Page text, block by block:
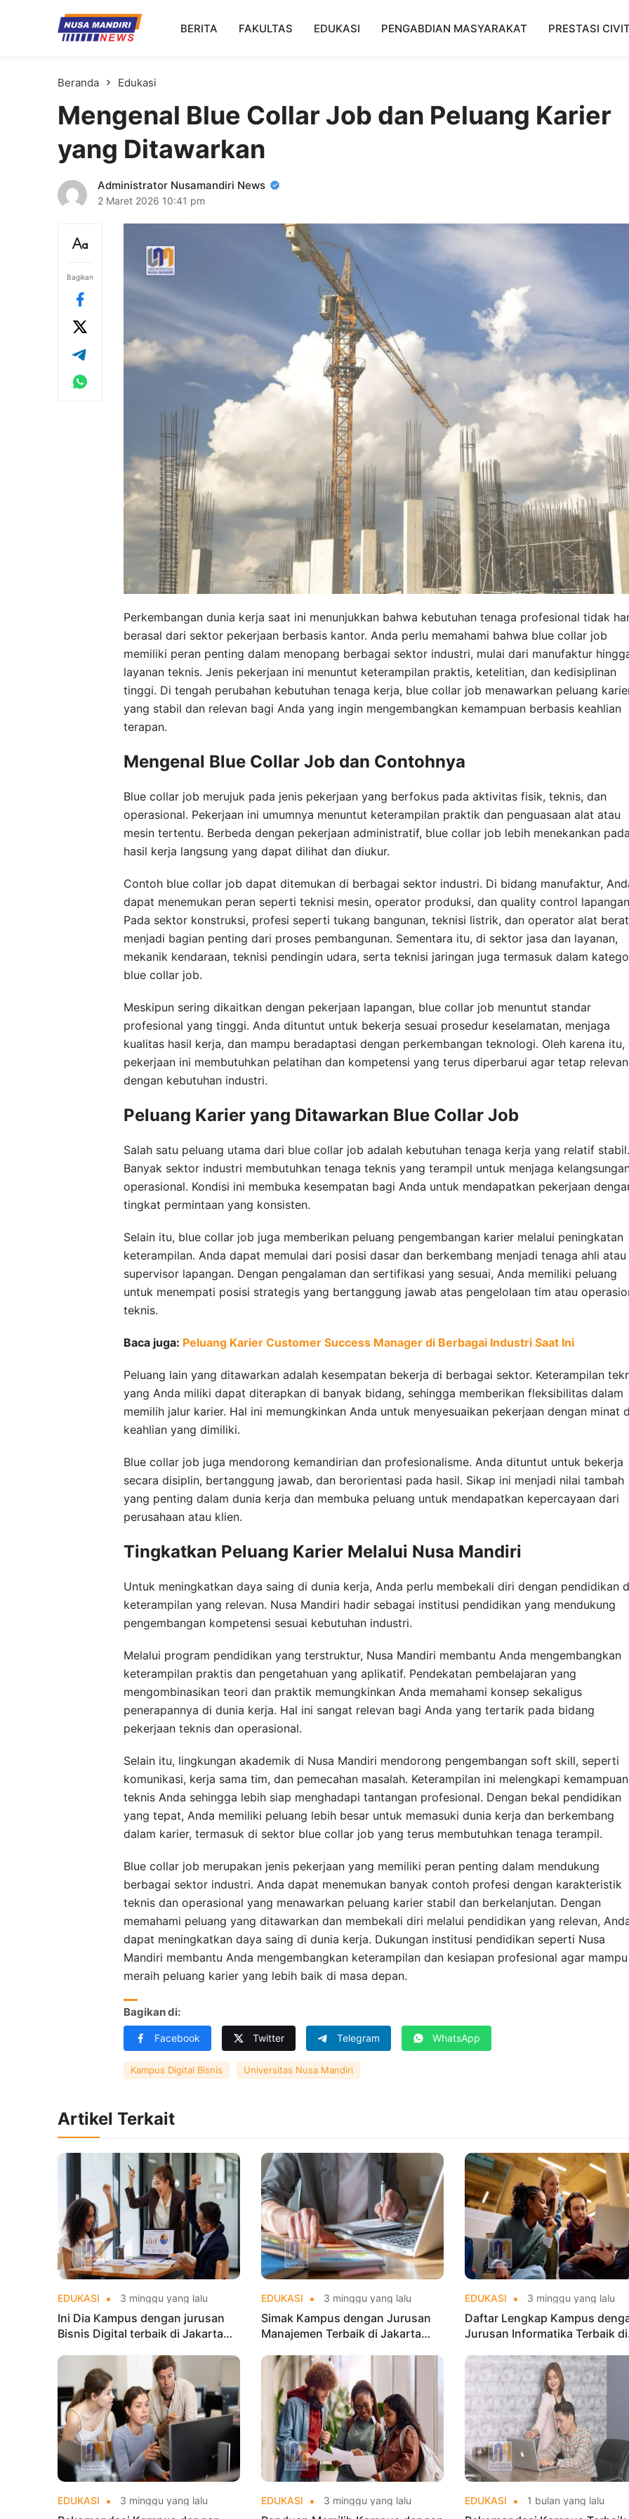
Kampus Digital Bisnis
Universitas Nusa Mandiri
BERITA FAKULTAS EDUKASI PENGABDIAN MASYARAKAT PRESTASI
Beranda Edukasi
Mengenal Blue Collar Job dan Peluang Karier
yang Ditawarkan
Administrator Nusamandiri News
2 Maret 2026 10:41 pm
Bagikan
Perkembangan dunia kerja saat ini menunjukkan bahwa kebutuhan tenaga profesional tidak
berasal dari sektor pekerjaan berbasis kantor. Anda perlu memahami bahwa blue collar job
memiliki peran penting dalam menopang berbagai sektor industri, mulai dari manufaktur
layanan teknis. Jenis pekerjaan ini menuntut keterampilan praktis, ketelitian, dan kedisiplinan
tinggi. Di tengah perubahan kebutuhan tenaga kerja, blue collar job menawarkan peluang
yang stabil dan relevan bagi Anda yang ingin mengembangkan kemampuan berbasis keahlian
terapan.
Mengenal Blue Collar Job dan Contohnya
Blue collar job merujuk pada jenis pekerjaan yang berfokus pada aktivitas fisik, teknis, dan
operasional. Pekerjaan ini umumnya menuntut keterampilan praktik dan penguasaan alat atau
mesin tertentu. Berbeda dengan pekerjaan administratif, blue collar job lebih menekankan
hasil kerja langsung yang dapat dilihat dan diukur.
Contoh blue collar job dapat ditemukan di berbagai sektor industri. Di bidang manufaktur,
dapat menemukan peran seperti teknisi mesin, operator produksi, dan quality control
Pada sektor konstruksi, profesi seperti tukang bangunan, teknisi listrik, dan operator alat berat
menjadi bagian penting dari proses pembangunan. Sementara itu, di sektor jasa dan layanan,
mekanik kendaraan, teknisi pendingin udara, serta teknisi jaringan juga termasuk dalam
blue collar job.
Meskipun sering dikaitkan dengan pekerjaan lapangan, blue collar job menuntut standar
profesional yang tinggi. Anda dituntut untuk bekerja sesuai prosedur keselamatan, menjaga
kualitas hasil kerja, dan mampu beradaptasi dengan perkembangan teknologi. Oleh karena itu,
pekerjaan ini membutuhkan pelatihan dan kompetensi yang terus diperbarui agar tetap relevan
dengan kebutuhan industri.
Peluang Karier yang Ditawarkan Blue Collar Job
Salah satu peluang utama dari blue collar job adalah kebutuhan tenaga kerja yang relatif stabil.
Banyak sektor industri membutuhkan tenaga teknis yang terampil untuk menjaga
operasional. Kondisi ini membuka kesempatan bagi Anda untuk mendapatkan pekerjaan
tingkat permintaan yang konsisten.
Selain itu, blue collar job juga memberikan peluang pengembangan karier melalui peningkatan
keterampilan. Anda dapat memulai dari posisi dasar dan berkembang menjadi tenaga ahli atau
supervisor lapangan. Dengan pengalaman dan sertifikasi yang sesuai, Anda memiliki peluang
untuk menempati posisi strategis yang bertanggung jawab atas pengelolaan tim atau
teknis.
Baca juga: Peluang Karier Customer Success Manager di Berbagai Industri Saat Ini
Peluang lain yang ditawarkan adalah kesempatan bekerja di berbagai sektor. Keterampilan
yang Anda miliki dapat diterapkan di banyak bidang, sehingga memberikan fleksibilitas dalam
memilih jalur karier. Hal ini memungkinkan Anda untuk menyesuaikan pekerjaan dengan minat
keahlian yang dimiliki.
Blue collar job juga mendorong kemandirian dan profesionalisme. Anda dituntut untuk bekerja
secara disiplin, bertanggung jawab, dan berorientasi pada hasil. Sikap ini menjadi nilai tambah
yang penting dalam dunia kerja dan membuka peluang untuk mendapatkan kepercayaan dari
perusahaan atau klien.
Tingkatkan Peluang Karier Melalui Nusa Mandiri
Untuk meningkatkan daya saing di dunia kerja, Anda perlu membekali diri dengan pendidikan
keterampilan yang relevan. Nusa Mandiri hadir sebagai institusi pendidikan yang mendukung
pengembangan kompetensi sesuai kebutuhan industri.
Melalui program pendidikan yang terstruktur, Nusa Mandiri membantu Anda mengembangkan
keterampilan praktis dan pengetahuan yang aplikatif. Pendekatan pembelajaran yang
mengombinasikan teori dan praktik memungkinkan Anda memahami konsep sekaligus
penerapannya di dunia kerja. Hal ini sangat relevan bagi Anda yang tertarik pada bidang
pekerjaan teknis dan operasional.
Selain itu, lingkungan akademik di Nusa Mandiri mendorong pengembangan soft skill, seperti
komunikasi, kerja sama tim, dan pemecahan masalah. Keterampilan ini melengkapi kemampuan
teknis Anda sehingga lebih siap menghadapi tantangan profesional. Dengan bekal pendidikan
yang tepat, Anda memiliki peluang lebih besar untuk memasuki dunia kerja dan berkembang
dalam karier, termasuk di sektor blue collar job yang terus membutuhkan tenaga terampil.
Blue collar job merupakan jenis pekerjaan yang memiliki peran penting dalam mendukung
berbagai sektor industri. Anda dapat menemukan banyak contoh profesi dengan karakteristik
teknis dan operasional yang menawarkan peluang karier stabil dan berkelanjutan. Dengan
memahami peluang yang ditawarkan dan membekali diri melalui pendidikan yang relevan,
dapat meningkatkan daya saing di dunia kerja. Dukungan institusi pendidikan seperti Nusa
Mandiri membantu Anda mengembangkan keterampilan dan kesiapan profesional agar mampu
meraih peluang karier yang lebih baik di masa depan.
Bagikan di:
Facebook Twitter Telegram WhatsApp
Kampus Digital Bisnis Universitas Nusa Mandiri
Artikel Terkait
EDUKASI 3 minggu yang lalu
Ini Dia Kampus dengan jurusan
Bisnis Digital terbaik di Jakarta
EDUKASI 3 minggu yang lalu
Simak Kampus dengan Jurusan
Manajemen Terbaik di Jakarta
EDUKASI 3 minggu yang lalu
Daftar Lengkap Kampus
Jurusan Informatika Terbaik di
EDUKASI 3 minggu yang lalu EDUKASI 3 minggu yang lalu EDUKASI 1 bulan yang lalu